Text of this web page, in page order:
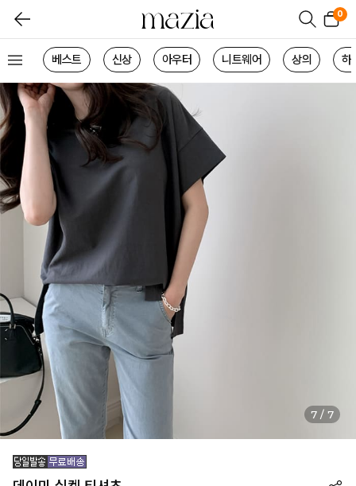
0
베스트 신상 아우터 니트웨어 상의 하
7 / 7